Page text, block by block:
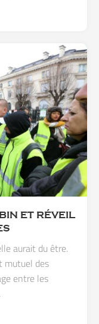
ET RÉVEIL
aurait du être.
mutuel des
entre les